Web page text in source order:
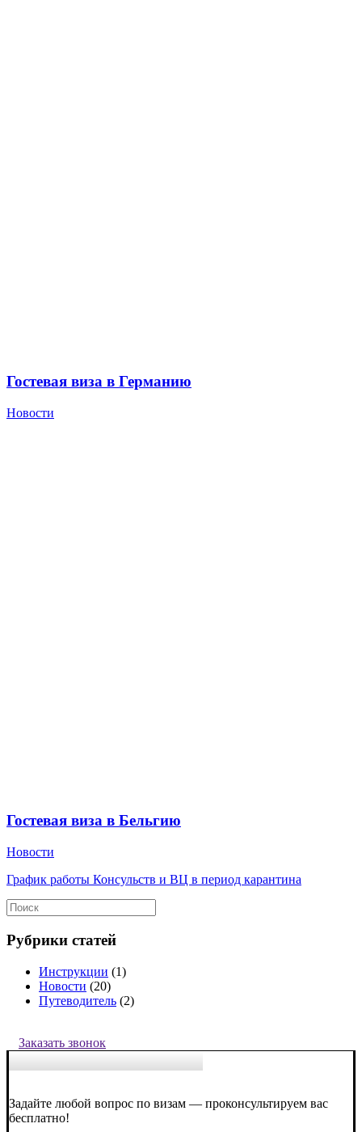
Гостевая виза в Германию
Новости
Гостевая виза в Бельгию
Новости
График работы Консульств и ВЦ в период карантина
Рубрики статей
Инструкции (1)
Новости (20)
Путеводитель (2)
Заказать звонок
Задайте любой вопрос по визам — проконсультируем вас
бесплатно!